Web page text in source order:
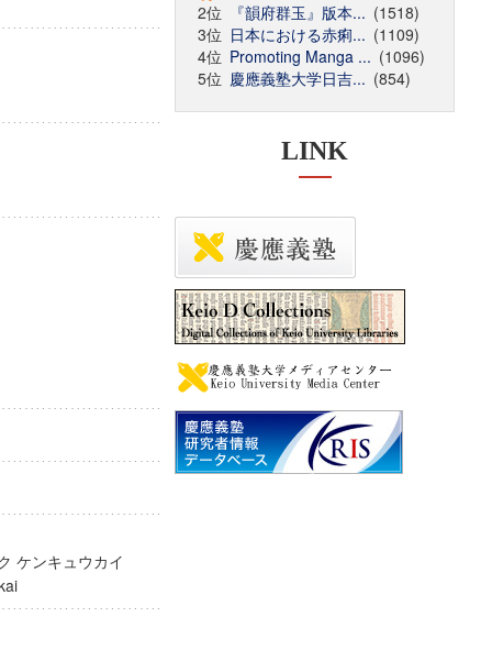
ケンキュウカイ
2位
『韻府群玉』版本... (1518)
3位 日本における赤痢... (1109)
4位 Promoting Manga ... (1096)
5位 慶應義塾大学日吉... (854)
LINK